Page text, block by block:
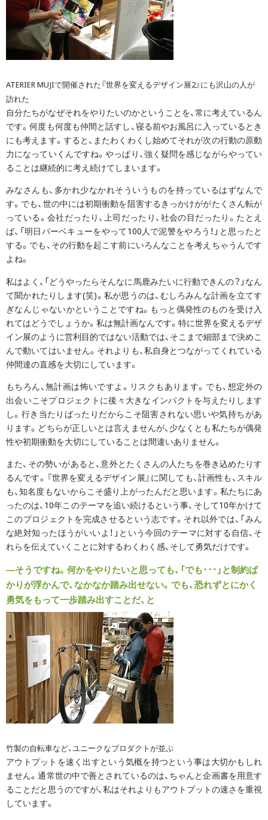
ATERIER MUJIで開催された『世界を変えるデザイン展2』にも沢山の人が
訪れた
自分たちがなぜそれをやりたいのかということを、常に考えているん
です。何度も何度も仲間と話すし、寝る前やお風呂に入っているとき
にも考えます。すると、またわくわくし始めてそれが次の行動の原動
力になっていくんですね。やっぱり、強く疑問を感じながらやってい
ることは継続的に考え続けてしまいます。
みなさんも、多かれ少なかれそういうものを持っているはずなんで
す。でも、世の中には初期衝動を阻害するきっかけががたくさん転が
っている。会社だったり、上司だったり、社会の目だったり。たとえ
ば、「明日バーベキューをやって100人で泥警をやろう！」と思ったと
する。でも、その行動を起こす前にいろんなことを考えちゃうんです
よね。
私はよく、「どうやったらそんなに馬鹿みたいに行動できんの？」なん
て聞かれたりします(笑)。私が思うのは、むしろみんな計画を立てす
ぎなんじゃないかということですね。もっと偶発性のものを受け入
れてはどうでしょうか。私は無計画なんです。特に世界を変えるデザ
イン展のように営利目的ではない活動では、そこまで細部まで決めこ
んで動いてはいません。それよりも、私自身とつながってくれている
仲間達の直感を大切にしています。
もちろん、無計画は怖いですよ。リスクもあります。でも、想定外の
出会いこそプロジェクトに後々大きなインパクトを与えたりします
し。行き当たりばったりだからこそ阻害されない思いや気持ちがあ
ります。どちらが正しいとは言えませんが、少なくとも私たちが偶発
性や初期衝動を大切にしていることは間違いありません。
また、その勢いがあると、意外とたくさんの人たちを巻き込めたりす
るんです。『世界を変えるデザイン展』に関しても、計画性も、スキル
も、知名度もないからこそ盛り上がったんだと思います。私たちにあ
ったのは、10年このテーマを追い続けるという事、そして10年かけて
このプロジェクトを完成させるという志です。それ以外では、「みん
な絶対知ったほうがいいよ！」という今回のテーマに対する自信、そ
れらを伝えていくことに対するわくわく感、そして勇気だけです。
―そうですね。何かをやりたいと思っても、「でも･･･」と制約ば
かりが浮かんで、なかなか踏み出せない。でも、恐れずとにかく
勇気をもって一歩踏み出すことだ、と
竹製の自転車など、ユニークなプロダクトが並ぶ
アウトプットを速く出すという気概を持つという事は大切かもしれ
ません。通常世の中で善とされているのは、ちゃんと企画書を用意す
ることだと思うのですが、私はそれよりもアウトプットの速さを重視
しています。